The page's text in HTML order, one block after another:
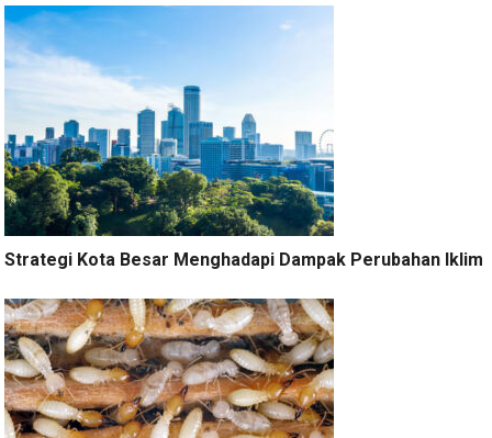
Strategi Kota Besar Menghadapi Dampak Perubahan Iklim